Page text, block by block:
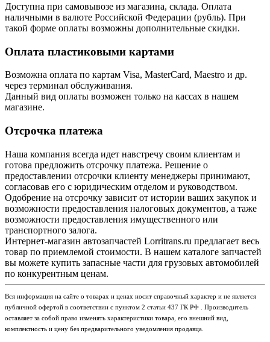
Доступна при самовывозе из магазина, склада. Оплата
наличными в валюте Российской Федерации (рубль). При
такой форме оплаты возможны дополнительные скидки.
Оплата пластиковыми картами
Возможна оплата по картам Visa, MasterCard, Maestro и др.
через терминал обслуживания.
Данный вид оплаты возможен только на кассах в нашем
магазине.
Отсрочка платежа
Наша компания всегда идет навстречу своим клиентам и
готова предложить отсрочку платежа. Решение о
предоставлении отсрочки клиенту менеджеры принимают,
согласовав его с юридическим отделом и руководством.
Одобрение на отсрочку зависит от истории ваших закупок и
возможности предоставления налоговых документов, а таже
возможности предоставления имущественного или
транспортного залога.
Интернет-магазин автозапчастей Lorritrans.ru предлагает весь
товар по приемлемой стоимости. В нашем каталоге запчастей
вы можете купить запасные части для грузовых автомобилей
по конкурентным ценам.
Вся информация на сайте о товарах и ценах носит справочный характер и не является
публичной офертой в соответствии с пунктом 2 статьи 437 ГК РФ . Производитель
оставляет за собой право изменять характеристики товара, его внешний вид,
комплектность и цену без предварительного уведомления продавца.